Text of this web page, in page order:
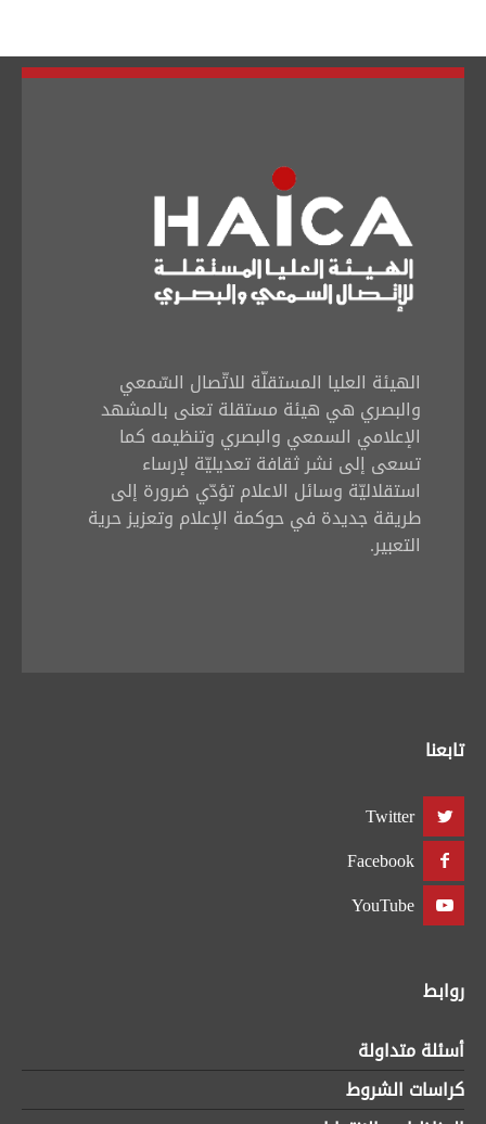
الهيئة العليا المستقلّة للاتّصال السّمعي
والبصري هي هيئة مستقلة تعنى بالمشهد
الإعلامي السمعي والبصري وتنظيمه كما
تسعى إلى نشر ثقافة تعديليّة لإرساء
استقلاليّة وسائل الاعلام تؤدّي ضرورة إلى
طريقة جديدة في حوكمة الإعلام وتعزيز حرية
التعبير.
تابعنا
Twitter
Facebook
YouTube
روابط
أسئلة متداولة
كراسات الشروط